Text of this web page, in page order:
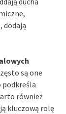
dodają
są one
podkreśla
również
kluczową rolę